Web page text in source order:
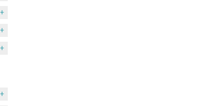
+
+
+
+